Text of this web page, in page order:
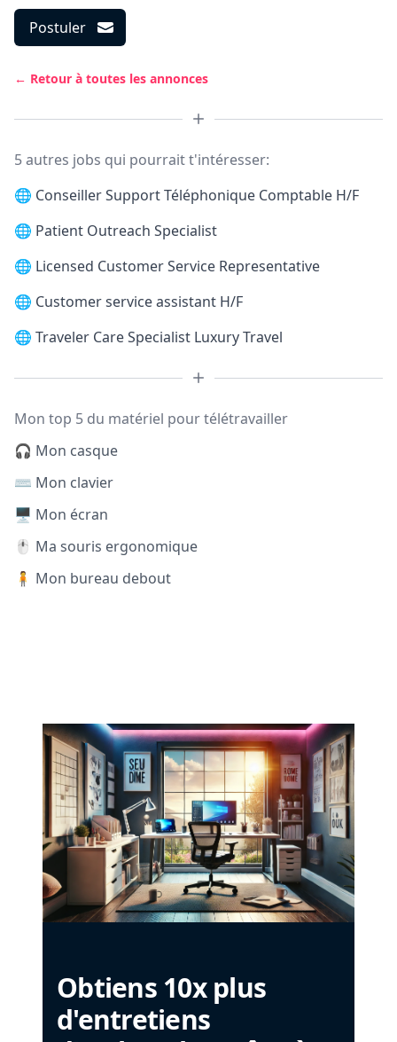
Postuler
← Retour à toutes les annonces
5 autres jobs qui pourrait t'intéresser:
🌐 Conseiller Support Téléphonique Comptable H/F
🌐 Patient Outreach Specialist
🌐 Licensed Customer Service Representative
🌐 Customer service assistant H/F
🌐 Traveler Care Specialist Luxury Travel
Mon top 5 du matériel pour télétravailler
🎧 Mon casque
⌨️ Mon clavier
🖥️ Mon écran
🖱️ Ma souris ergonomique
🧍 Mon bureau debout
Obtiens 10x plus
d'entretiens